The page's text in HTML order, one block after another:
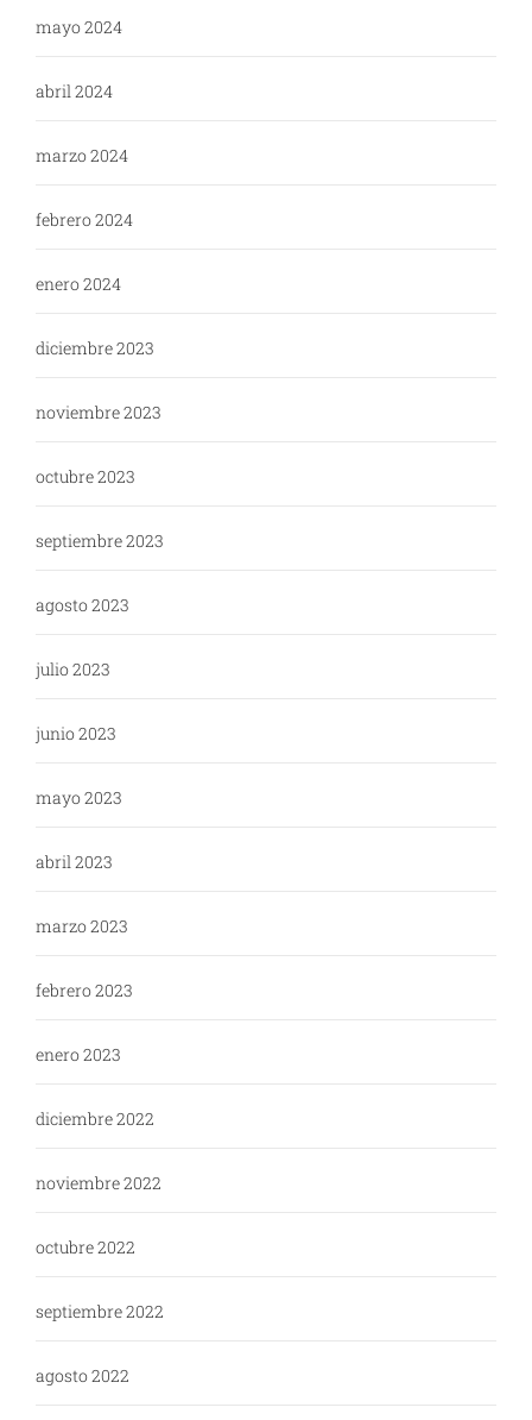
mayo 2024
abril 2024
marzo 2024
febrero 2024
enero 2024
diciembre 2023
noviembre 2023
octubre 2023
septiembre 2023
agosto 2023
julio 2023
junio 2023
mayo 2023
abril 2023
marzo 2023
febrero 2023
enero 2023
diciembre 2022
noviembre 2022
octubre 2022
septiembre 2022
agosto 2022